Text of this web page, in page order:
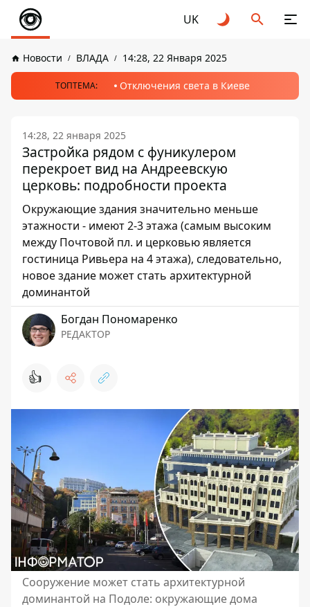
UK
Новости ВЛАДА 14:28, 22 Января 2025
ТОПТЕМА: Отключения света в Киеве
14:28, 22 января 2025
Застройка рядом с фуникулером
перекроет вид на Андреевскую
церковь: подробности проекта
Окружающие здания значительно меньше
этажности - имеют 2-3 этажа (самым высоким
между Почтовой пл. и церковью является
гостиница Ривьера на 4 этажа), следовательно,
новое здание может стать архитектурной
доминантой
Богдан Пономаренко
РЕДАКТОР
👍
Сооружение может стать архитектурной
доминантой на Подоле: окружающие дома